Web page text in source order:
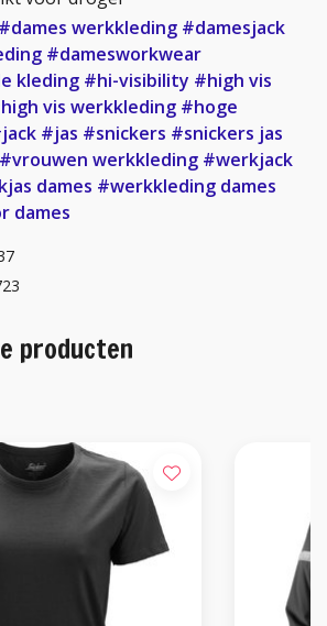
#dames werkkleding #damesjack
#damesworkwear
kleding #hi-visibility #high vis
vis werkkleding #hoge
#jas #snickers #snickers jas
#vrouwen werkkleding #werkjack
dames #werkkleding dames
dames
producten